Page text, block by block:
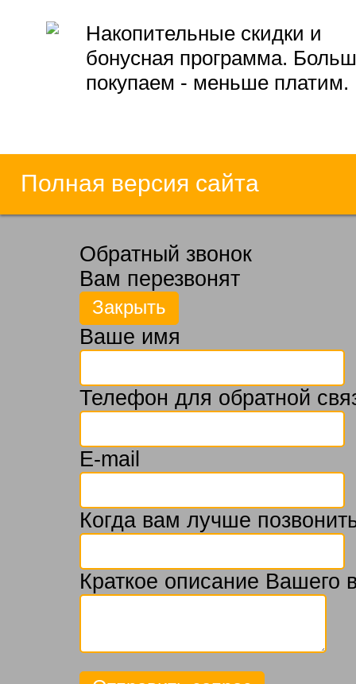
Накопительные скидки и
бонусная программа.
покупаем - меньше платим.
Полная версия сайта
Обратный звонок
Вам перезвонят
Ваше имя
Телефон для обратной
E-mail
Когда вам лучше
Краткое описание Вашего